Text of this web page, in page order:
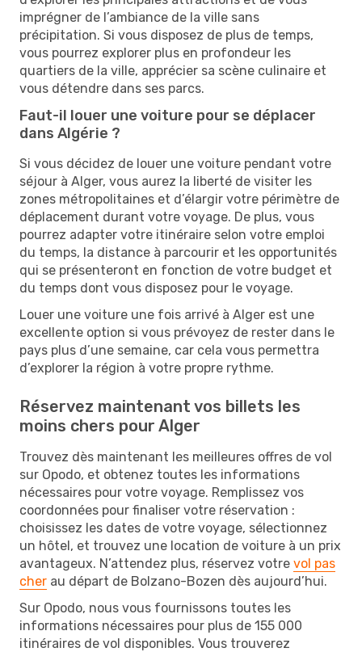
imprégner de l’ambiance de la ville sans
précipitation. Si vous disposez de plus de temps,
vous pourrez explorer plus en profondeur les
quartiers de la ville, apprécier sa scène culinaire et
vous détendre dans ses parcs.
Faut-il louer une voiture pour se déplacer
dans Algérie ?
Si vous décidez de louer une voiture pendant votre
séjour à Alger, vous aurez la liberté de visiter les
zones métropolitaines et d’élargir votre périmètre de
déplacement durant votre voyage. De plus, vous
pourrez adapter votre itinéraire selon votre emploi
du temps, la distance à parcourir et les opportunités
qui se présenteront en fonction de votre budget et
du temps dont vous disposez pour le voyage.
Louer une voiture une fois arrivé à Alger est une
excellente option si vous prévoyez de rester dans le
pays plus d’une semaine, car cela vous permettra
d’explorer la région à votre propre rythme.
Réservez maintenant vos billets les
moins chers pour Alger
Trouvez dès maintenant les meilleures offres de vol
sur Opodo, et obtenez toutes les informations
nécessaires pour votre voyage. Remplissez vos
coordonnées pour finaliser votre réservation :
choisissez les dates de votre voyage, sélectionnez
un hôtel, et trouvez une location de voiture à un prix
avantageux. N’attendez plus, réservez votre vol pas
cher au départ de Bolzano-Bozen dès aujourd’hui.
Sur Opodo, nous vous fournissons toutes les
informations nécessaires pour plus de 155 000
itinéraires de vol disponibles. Vous trouverez